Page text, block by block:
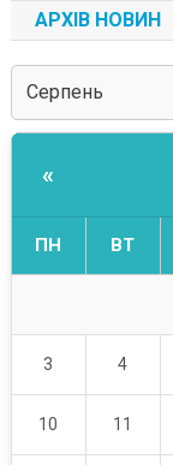
АРХІВ НОВИН
«
ПН ВТ
3 4
10 11